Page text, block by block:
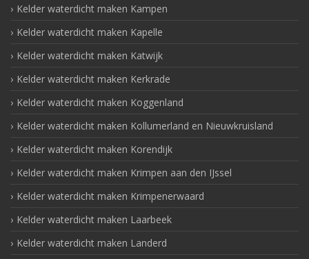
Kelder waterdicht maken Kampen
Kelder waterdicht maken Kapelle
Kelder waterdicht maken Katwijk
Kelder waterdicht maken Kerkrade
Kelder waterdicht maken Koggenland
Kelder waterdicht maken Kollumerland en Nieuwkruisland
Kelder waterdicht maken Korendijk
Kelder waterdicht maken Krimpen aan den IJssel
Kelder waterdicht maken Krimpenerwaard
Kelder waterdicht maken Laarbeek
Kelder waterdicht maken Landerd